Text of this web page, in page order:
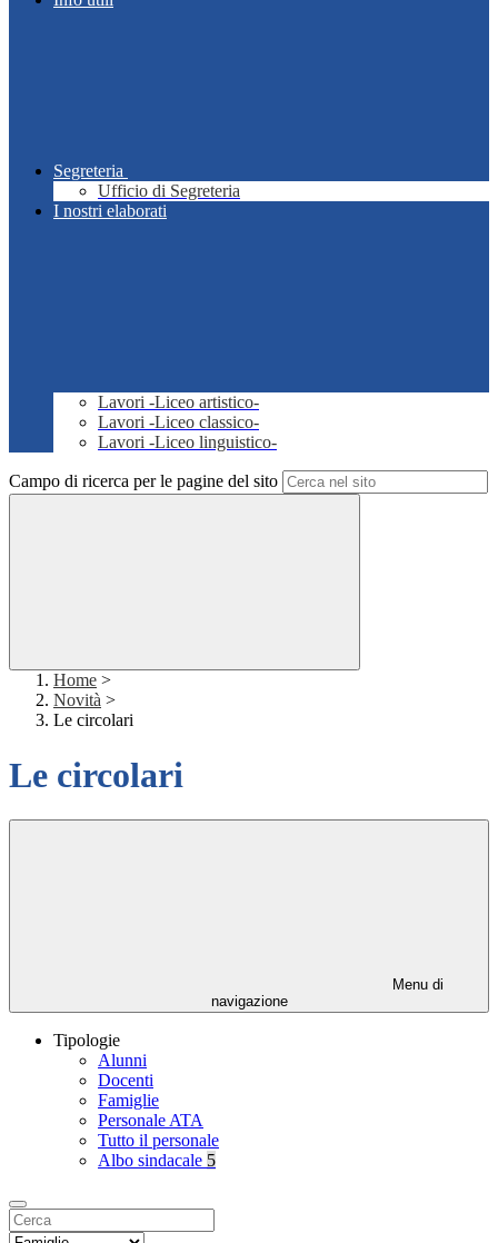
Segreteria
Ufficio di Segreteria
I nostri elaborati
Lavori -Liceo artistico-
Lavori -Liceo classico-
Lavori -Liceo linguistico-
Campo di ricerca per le pagine del sito
Home >
Novità >
Le circolari
Le circolari
Menu di
navigazione
Tipologie
Alunni
Docenti
Famiglie
Personale ATA
Tutto il personale
Albo sindacale 5